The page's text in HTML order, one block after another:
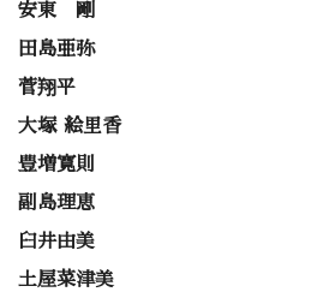
安東 剛
田島亜弥
菅翔平
大塚 絵里香
豊増寛則
副島理恵
臼井由美
土屋菜津美